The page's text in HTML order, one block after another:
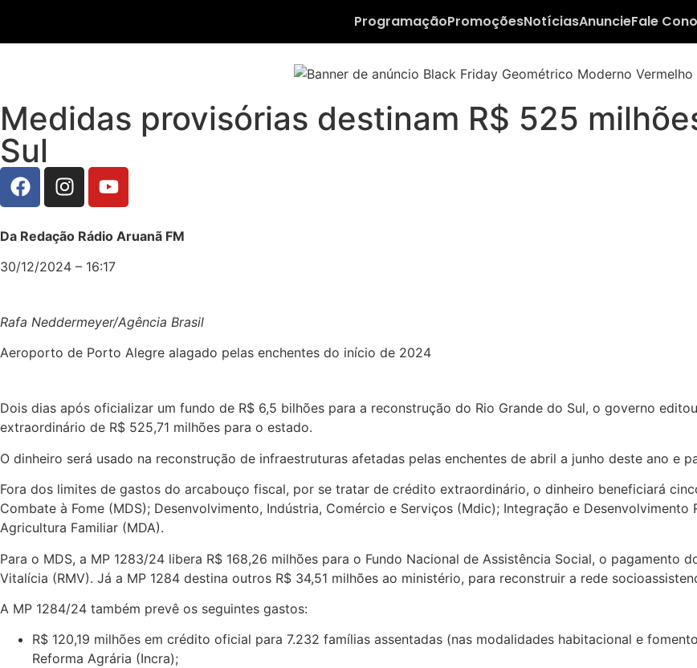
ProgramaçãoPromoçõesNotíciasAnuncieFale
Medidas provisórias destinam R$ 525
Sul
Da Redação Rádio Aruanã FM
30/12/2024 – 16:17
Rafa Neddermeyer/Agência Brasil
Aeroporto de Porto Alegre alagado pelas enchentes do início de 2024
Dois dias após oficializar um fundo de R$ 6,5 bilhões para a reconstrução do Rio Grande do Sul, o governo
extraordinário de R$ 525,71 milhões para o estado.
O dinheiro será usado na reconstrução de infraestruturas afetadas pelas enchentes de abril a junho deste ano e
Fora dos limites de gastos do arcabouço fiscal, por se tratar de crédito extraordinário, o dinheiro beneficiará
Combate à Fome (MDS); Desenvolvimento, Indústria, Comércio e Serviços (Mdic); Integração e
Agricultura Familiar (MDA).
Para o MDS, a MP 1283/24 libera R$ 168,26 milhões para o Fundo Nacional de Assistência Social, o pagamento
Vitalícia (RMV). Já a MP 1284 destina outros R$ 34,51 milhões ao ministério, para reconstruir a rede
A MP 1284/24 também prevê os seguintes gastos:
R$ 120,19 milhões em crédito oficial para 7.232 famílias assentadas (nas modalidades habitacional e
Reforma Agrária (Incra);